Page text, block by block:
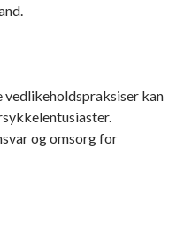
kan
og omsorg for